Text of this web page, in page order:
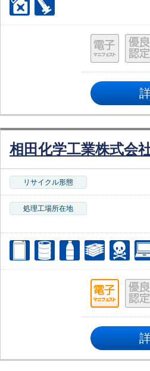
相田化学工業株式会
リサイクル形態
処理工場所在地